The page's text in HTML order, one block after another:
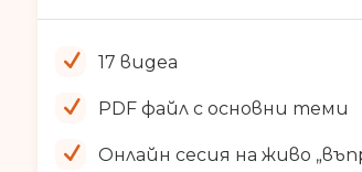
17 видеа
PDF файл с основни теми
Онлайн сесия на живо